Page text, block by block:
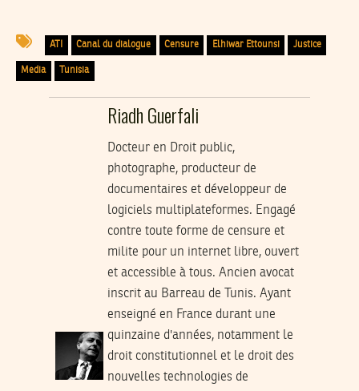
ATI Canal du dialogue Censure Elhiwar Ettounsi Justice
Media Tunisia
Riadh Guerfali
Docteur en Droit public,
photographe, producteur de
documentaires et développeur de
logiciels multiplateformes. Engagé
contre toute forme de censure et
milite pour un internet libre, ouvert
et accessible à tous. Ancien avocat
inscrit au Barreau de Tunis. Ayant
enseigné en France durant une
quinzaine d'années, notamment le
droit constitutionnel et le droit des
nouvelles technologies de